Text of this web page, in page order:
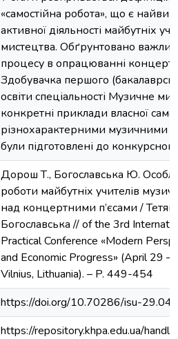
«самостійна робота», що є
активної діяльності майбутніх
мистецтва. Обґрунтовано
процесу в опрацюванні
Здобувачка першого
освіти спеціальності Музичне
конкретні приклади власної
різнохарактерними музичними
були підготовлені до
Дорош Т., Богославська Ю.
роботи майбутніх учителів
над концертними п’єсами /
Богославська // of the 3rd
Practical Conference «Modern
and Economic Progress» (April 29 –
Vilnius, Lithuania). – P. 449-454
https://doi.org/10.70286/isu-
https://repository.khpa.edu.ua/